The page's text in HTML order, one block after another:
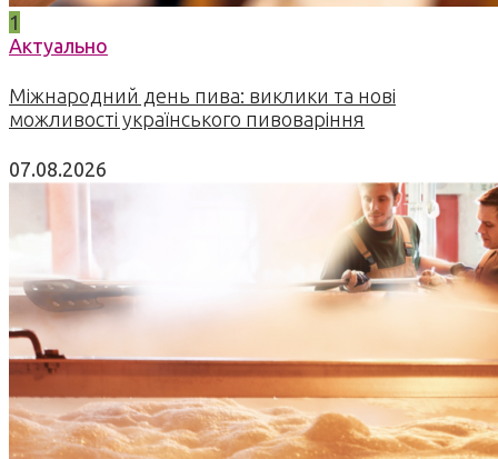
1
Актуально
Міжнародний день пива: виклики та нові
можливості українського пивоваріння
07.08.2026